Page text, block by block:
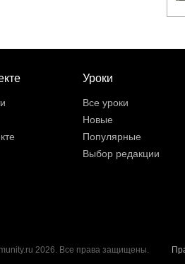
Уроки
Все уроки
Новые
Популярные
Выбор редакции
2026. Все права защищены.